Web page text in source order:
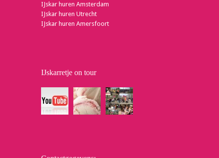
IJskar huren Amsterdam
IJskar huren Utrecht
IJskar huren Amersfoort
IJskarretje on tour